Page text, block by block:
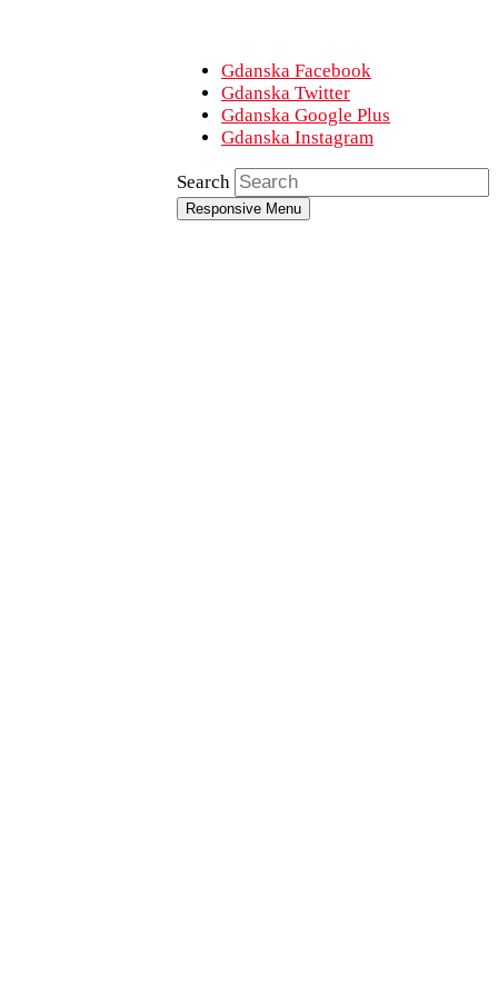
Gdanska Facebook
Gdanska Twitter
Gdanska Google Plus
Gdanska Instagram
Search
Responsive Menu